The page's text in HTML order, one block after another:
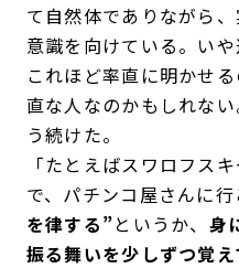
て自然体でありながら
意識を向けている。い
これほど率直に明かせ
直な人なのかもしれな
う続けた。
「たとえばスワロフス
で、パチンコ屋さんに行
を律する”というか、 身
振る舞いを少しずつ覚